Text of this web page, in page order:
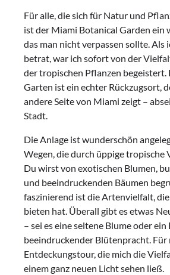
Für alle, die sich für Natur und
ist der Miami Botanical Garden ein
das man nicht verpassen sollte. Als
betrat, war ich sofort von der
der tropischen Pflanzen begeistert.
Garten ist ein echter Rückzugsort,
andere Seite von Miami zeigt –
Stadt.
Die Anlage ist wunderschön
Wegen, die durch üppige tropische
Du wirst von exotischen Blumen,
und beeindruckenden Bäumen
faszinierend ist die Artenvielfalt,
bieten hat. Überall gibt es etwas
– sei es eine seltene Blume oder
beeindruckender Blütenpracht. Für
Entdeckungstour, die mich die
einem ganz neuen Licht sehen ließ.